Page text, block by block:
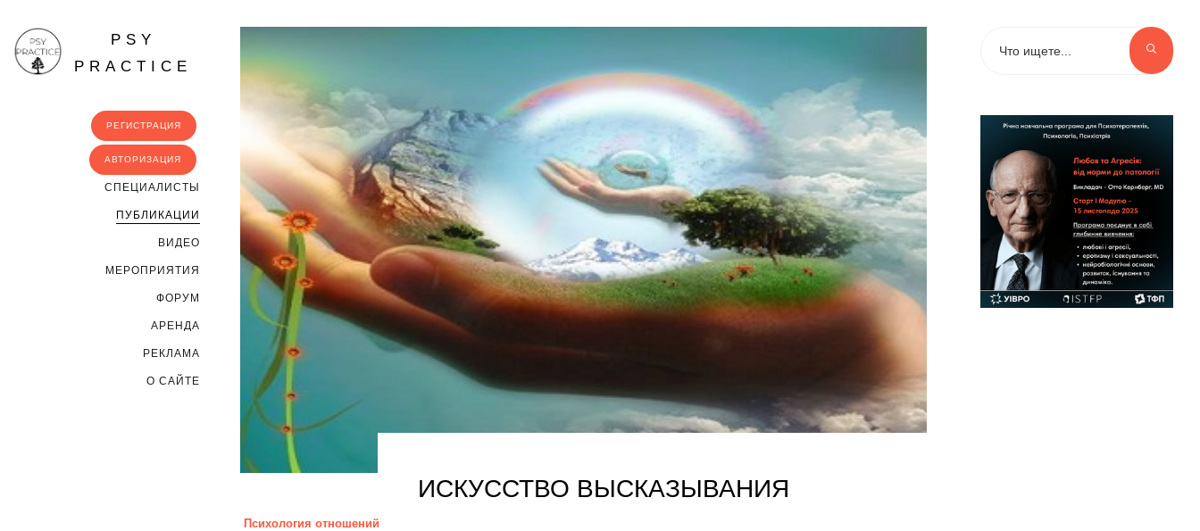
PSY
PRACTICE
РЕГИСТРАЦИЯ
АВТОРИЗАЦИЯ
CПЕЦИАЛИСТЫ
ПУБЛИКАЦИИ
ВИДЕО
МЕРОПРИЯТИЯ
ФОРУМ
АРЕНДА
РЕКЛАМА
О САЙТЕ
Психология отношений
ИСКУССТВО ВЫСКАЗЫВАНИЯ